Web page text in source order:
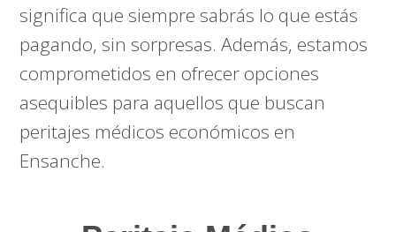
significa que siempre sabrás lo que estás
pagando, sin sorpresas. Además, estamos
comprometidos en ofrecer opciones
asequibles para aquellos que buscan
peritajes médicos económicos en
Ensanche.